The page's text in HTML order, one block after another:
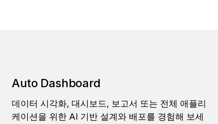
Auto Dashboard
데이터 시각화, 대시보드, 보고서 또는 전체 애플리
케이션을 위한 AI 기반 설계와 배포를 경험해 보세